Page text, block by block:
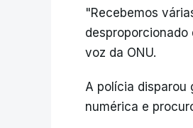
"Recebemos
voz da ONU.
A polícia disparou
numérica e